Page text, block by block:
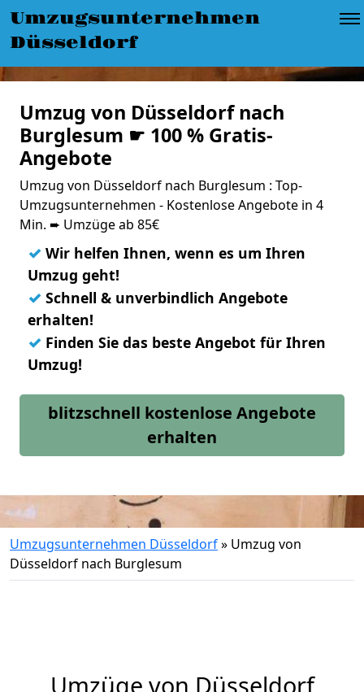
Umzugsunternehmen
Düsseldorf
Umzug von Düsseldorf nach
Burglesum ☛ 100 % Gratis-
Angebote
Umzug von Düsseldorf nach Burglesum : Top-
Umzugsunternehmen - Kostenlose Angebote in 4
Min. ➨ Umzüge ab 85€
✓ Wir helfen Ihnen, wenn es um Ihren
Umzug geht!
✓ Schnell & unverbindlich Angebote
erhalten!
✓ Finden Sie das beste Angebot für Ihren
Umzug!
blitzschnell kostenlose Angebote
erhalten
Umzugsunternehmen Düsseldorf» Umzug von
Düsseldorf nach Burglesum
Umzüge von Düsseldorf